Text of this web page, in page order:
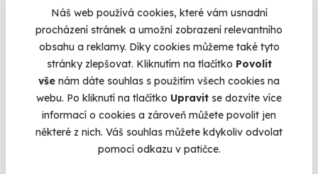
Náš web používá cookies, které vám usnadní
procházení stránek a umožní zobrazení relevantního
obsahu a reklamy. Díky cookies můžeme také tyto
stránky zlepšovat. Kliknutím na tlačítko Povolit
vše nám dáte souhlas s použitím všech cookies na
webu. Po kliknutí na tlačítko Upravit se dozvíte více
informací o cookies a zároveň můžete povolit jen
některé z nich. Váš souhlas můžete kdykoliv odvolat
pomocí odkazu v patičce.
9.6
Thajská masáž
Zažijte Thajsko na vlastní kůži.
Špindlerův Mlýn
(+ 10 dalších lokalit)